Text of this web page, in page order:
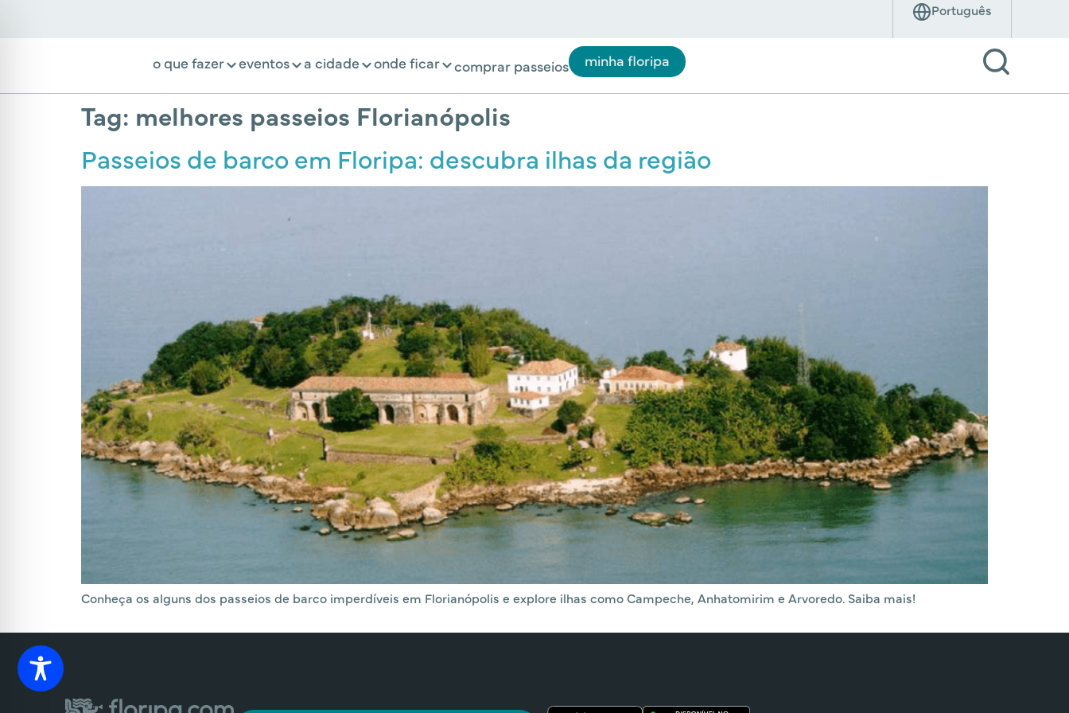
o que fazer eventos a cidade onde ficar comprar passeios minha floripa
Tag: melhores passeios Florianópolis
Passeios de barco em Floripa: descubra ilhas da região
Conheça os alguns dos passeios de barco imperdíveis em Florianópolis e explore ilhas como Campeche, Anhatomirim e Arvoredo. Saiba mais!